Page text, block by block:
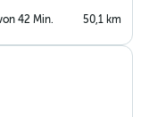
42 Min. 50,1 km